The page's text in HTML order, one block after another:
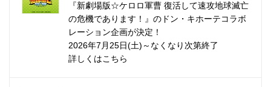
『新劇場版☆ケロロ軍曹 復活して速攻地球滅亡
の危機であります！』のドン・キホーテコラボ
レーション企画が決定！
2026年7月25日(土)～なくなり次第終了
詳しくはこちら